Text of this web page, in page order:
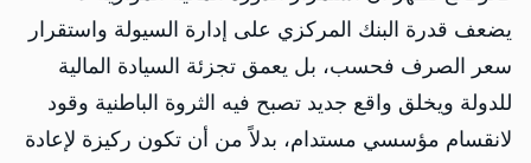
يضعف قدرة البنك المركزي على إدارة السيولة واستقرار
سعر الصرف فحسب، بل يعمق تجزئة السيادة المالية
للدولة ويخلق واقع جديد تصبح فيه الثروة الباطنية وقود
لانقسام مؤسسي مستدام، بدلاً من أن تكون ركيزة لإعادة